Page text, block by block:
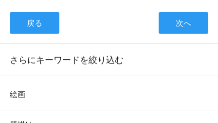
戻る 次へ
さらにキーワードを絞り込む
絵画